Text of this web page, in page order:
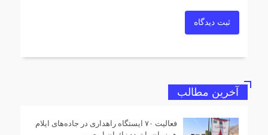
ثبت دیدگاه
آخرین مطالب
فعالیت ۷۰ ایستگاه راهداری در جاده‌های ایلام